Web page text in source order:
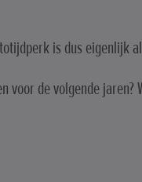
is dus eigenlijk
de volgende jaren?